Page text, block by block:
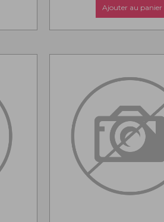
Ajouter au panier